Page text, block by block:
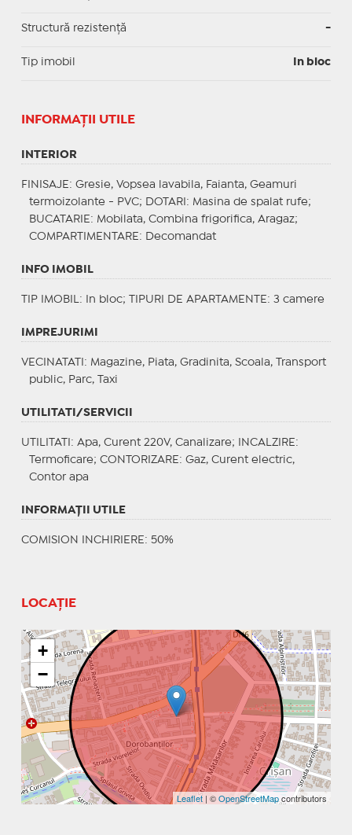
Structură rezistență -
Tip imobil In bloc
INFORMAŢII UTILE
INTERIOR
FINISAJE : Gresie, Vopsea lavabila, Faianta, Geamuri
termoizolante - PVC;
DOTARI : Masina de spalat rufe;
BUCATARIE : Mobilata, Combina frigorifica, Aragaz;
COMPARTIMENTARE : Decomandat
INFO IMOBIL
TIP IMOBIL : In bloc; TIPURI DE APARTAMENTE : 3 camere
IMPREJURIMI
VECINATATI : Magazine, Piata, Gradinita, Scoala, Transport
public, Parc, Taxi
UTILITATI/SERVICII
UTILITATI : Apa, Curent 220V, Canalizare; INCALZIRE :
Termoficare; CONTORIZARE : Gaz, Curent electric,
Contor apa
INFORMAŢII UTILE
COMISION INCHIRIERE: 50%
LOCAȚIE
+
−
Leaflet | ©OpenStreetMapcontributors